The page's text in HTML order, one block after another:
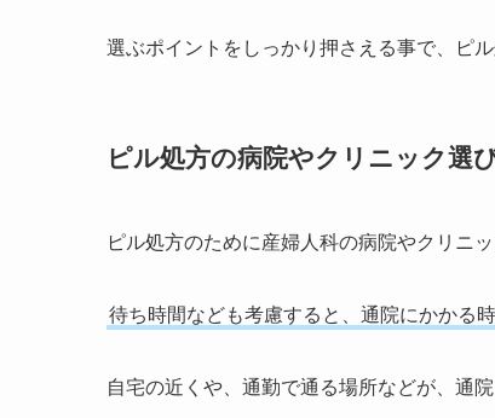
選ぶポイントをしっかり押さえる事で、ピ
ピル処方の病院やクリニック選
ピル処方のために産婦人科の病院やクリニ
待ち時間なども考慮すると、通院にかかる
自宅の近くや、通勤で通る場所などが、通